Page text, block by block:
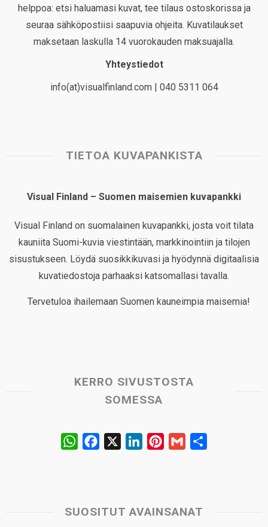
helppoa: etsi haluamasi kuvat, tee tilaus ostoskorissa ja
seuraa sähköpostiisi saapuvia ohjeita. Kuvatilaukset
maksetaan laskulla 14 vuorokauden maksuajalla.
Yhteystiedot
info(at)visualfinland.com | 040 5311 064
TIETOA KUVAPANKISTA
Visual Finland – Suomen maisemien kuvapankki
Visual Finland on suomalainen kuvapankki, josta voit tilata
kauniita Suomi-kuvia viestintään, markkinointiin ja tilojen
sisustukseen. Löydä suosikkikuvasi ja hyödynnä digitaalisia
kuvatiedostoja parhaaksi katsomallasi tavalla.
Tervetuloa ihailemaan Suomen kauneimpia maisemia!
KERRO SIVUSTOSTA
SOMESSA
W
s
b
e
e
l
SUOSITUT AVAINSANAT